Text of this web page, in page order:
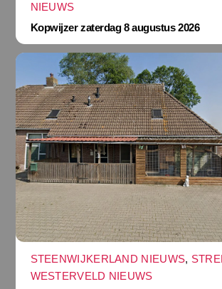
NIEUWS
Kopwijzer zaterdag 8 augustus 2026
STEENWIJKERLAND NIEUWS,
WESTERVELD NIEUWS